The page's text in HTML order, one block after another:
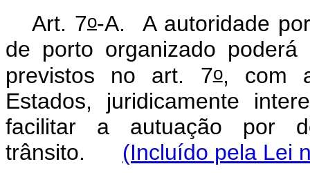
Art. 7o-A. A autoridade
de porto organizado
previstos no art. 7o, com
Estados, juridicamente
facilitar a autuação por
trânsito. (Incluído pela Lei